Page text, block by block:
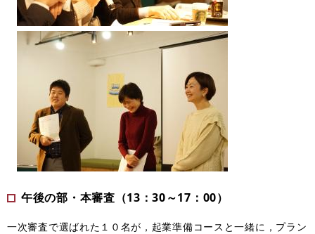
午後の部・本審査（13：30～17：00）
一次審査で選ばれた１０名が，起業準備コースと一緒に，プラン